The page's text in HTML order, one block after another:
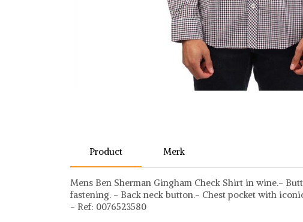
Product Merk
Mens Ben Sherman Gingham Check Shirt in wine.-
fastening. - Back neck button.- Chest pocket with
- Ref: 0076523580